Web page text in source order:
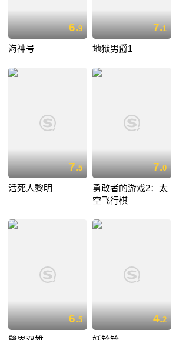
6.9
海神号
7.1
地狱男爵1
7.5
活死人黎明
7.0
勇敢者的游戏2：太
空飞行棋
6.5 4.2